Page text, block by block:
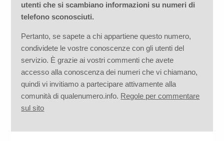
utenti che si scambiano informazioni su numeri di
telefono sconosciuti.
Pertanto, se sapete a chi appartiene questo numero,
condividete le vostre conoscenze con gli utenti del
servizio. È grazie ai vostri commenti che avete
accesso alla conoscenza dei numeri che vi chiamano,
quindi vi invitiamo a partecipare attivamente alla
comunità di qualenumero.info. Regole per commentare
sul sito